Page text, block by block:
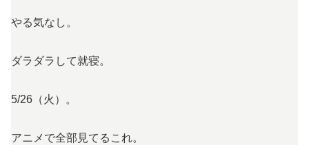
やる気なし。
ダラダラして就寝。
5/26（火）。
アニメで全部見てるこれ。